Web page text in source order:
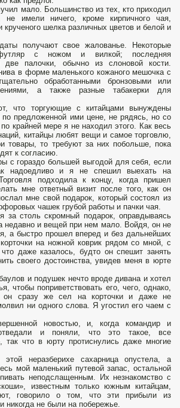
мало. Большинство из тех, кто приходил
не имели ничего, кроме кирпичного чая,
крученого шелка различных цветов и белой и
получают свое жалованье. Некоторые
с ножом и вилкой; последняя
две палочки, обычно из слоновой кости.
в форме маленького кожаного мешочка с
обработанными бронзовыми или
а также разные табакерки для
что торгующие с китайцами вынуждены
по предложенной ими цене, не рядясь, но со
крайней мере я не находил этого. Как весь
китайцы любят вещи и самое торговлю,
товары, то требуют за них побольше, пока
к согласию.
с гораздо большей выгодой для себя, если
надоедливо и я не спешил выехать на
подходила к концу, когда пришел
мне ответный визит после того, как он
мне свой подарок, который состоял из
чашек грубой работы и пачки чая.
за столь скромный подарок, оправдываясь
недавно и вещей при нем мало. Войдя, он не
а быстро прошел вперед и без дальнейших
на ножной коврик рядом со мной, с
даже казалось, будто он спешит занять
своего достоинства, увидев меня в юрте
и подушек нечто вроде дивана и хотел
чтобы поприветствовать его, чего, однако,
он сразу же сел на корточки и даже не
ни одного слова. Я угостил его чаем с
новостью, и, когда командир и
и поняли, что это такое, все
так что в юрту протиснулись даже многие
неразберихе сахарница опустела, а
мой маленький путевой запас, остальной
неподслащенным. Их незнакомство с
известным только южным китайцам,
говорило о том, что эти прибыли из
никогда не были на побережье.